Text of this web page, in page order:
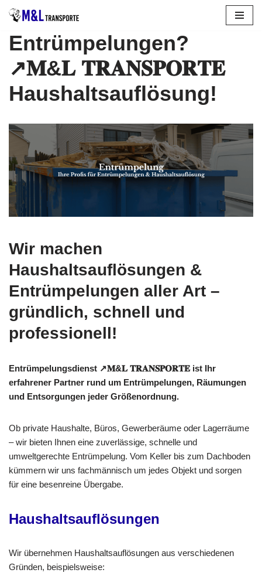
Inhalt
springen
Entrümpelungen?
↗️𝐌&𝐋 𝐓𝐑𝐀𝐍𝐒𝐏𝐎𝐑𝐓𝐄
Haushaltsauflösung!
Wir machen
Haushaltsauflösungen &
Entrümpelungen aller Art –
gründlich, schnell und
professionell!
Entrümpelungsdienst ↗️𝐌&𝐋 𝐓𝐑𝐀𝐍𝐒𝐏𝐎𝐑𝐓𝐄 ist Ihr
erfahrener Partner rund um Entrümpelungen, Räumungen
und Entsorgungen jeder Größenordnung.
Ob private Haushalte, Büros, Gewerberäume oder Lagerräume
– wir bieten Ihnen eine zuverlässige, schnelle und
umweltgerechte Entrümpelung. Vom Keller bis zum Dachboden
kümmern wir uns fachmännisch um jedes Objekt und sorgen
für eine besenreine Übergabe.
Haushaltsauflösungen
Wir übernehmen Haushaltsauflösungen aus verschiedenen
Gründen, beispielsweise: